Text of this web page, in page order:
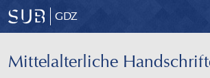
GDZ
Mittelalterliche